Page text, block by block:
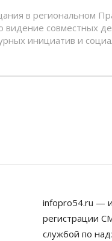
в региональном
видение совместных
инициатив и
infopro54.ru —
регистрации
службой по